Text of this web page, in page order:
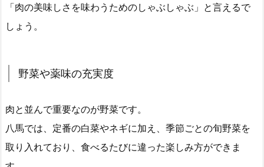
「肉の美味しさを味わうためのしゃぶしゃぶ」と言えるで
しょう。
野菜や薬味の充実度
肉と並んで重要なのが野菜です。
八馬では、定番の白菜やネギに加え、季節ごとの旬野菜を
取り入れており、食べるたびに違った楽しみ方ができま